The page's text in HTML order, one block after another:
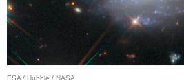
ESA / Hubble / NASA